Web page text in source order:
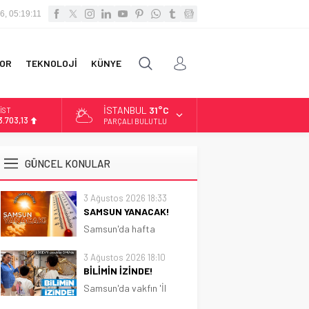
05:19:12
TEKNOLOJİ KÜNYE
6.529,72
BİST
13.703,13
İSTANBUL 31°C
PARÇALI BULUTLU
GÜNCEL KONULAR
3 Ağustos 2026 18:33
SAMSUN YANACAK!
Samsun'da hafta
hava etkili olacak.
Sıcaklık 31 dereceye
kadar çıkacak
3 Ağustos 2026 18:10
BİLİMİN İZİNDE!
Samsun'da vakfın 'İl